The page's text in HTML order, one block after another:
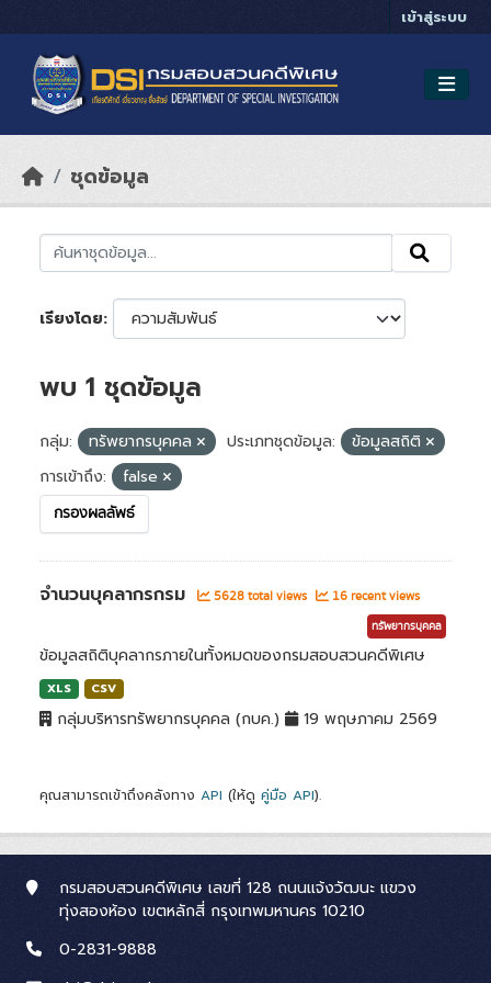
เข้าสู่ระบบ
ชุดข้อมูล
เรียงโดย
พบ 1 ชุดข้อมูล
กลุ่ม: ทรัพยากรบุคคล ประเภทชุดข้อมูล:
ข้อมูลสถิติ
การเข้าถึง:
false
กรองผลลัพธ์
จำนวนบุคลากรกรม 5628 total views 16 recent views
ทรัพยากรบุคคล
ข้อมูลสถิติบุคลากรภายในทั้งหมดของกรมสอบสวนคดีพิเศษ
XLS CSV
กลุ่มบริหารทรัพยากรบุคคล (กบค.) 19 พฤษภาคม 2569
คุณสามารถเข้าถึงคลังทาง API (ให้ดู คู่มือ API).
กรมสอบสวนคดีพิเศษ เลขที่ 128 ถนนแจ้งวัฒนะ แขวง
ทุ่งสองห้อง เขตหลักสี่ กรุงเทพมหานคร 10210
0-2831-9888